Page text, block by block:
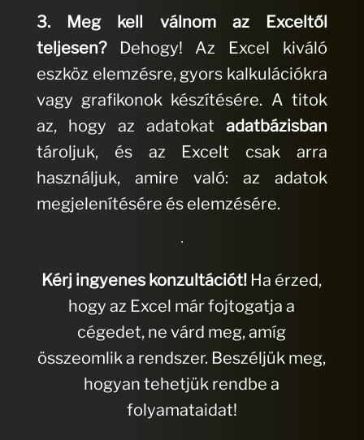
3. Meg kell válnom az Exceltől
teljesen?Dehogy! Az Excel kiváló
eszköz elemzésre, gyors kalkulációkra
vagy grafikonok készítésére. A titok
az, hogy az adatokatadatbázisban
tároljuk, és az Excelt csak arra
használjuk, amire való: az adatok
megjelenítésére és elemzésére.
Kérj ingyenes konzultációt! Ha érzed,
hogy az Excel már fojtogatja a
cégedet, ne várd meg, amíg
összeomlik a rendszer. Beszéljük meg,
hogyan tehetjük rendbe a
folyamataidat!